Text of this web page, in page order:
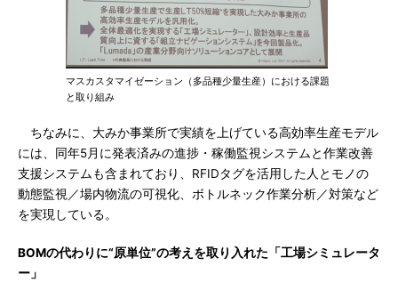
マスカスタマイゼーション（多品種少量生産）における課題
と取り組み
ちなみに、大みか事業所で実績を上げている高効率生産モデル
には、同年5月に発表済みの進捗・稼働監視システムと作業改善
支援システムも含まれており、RFIDタグを活用した人とモノの
動態監視／場内物流の可視化、ボトルネック作業分析／対策など
を実現している。
BOMの代わりに“原単位”の考えを取り入れた「工場シミュレータ
ー」